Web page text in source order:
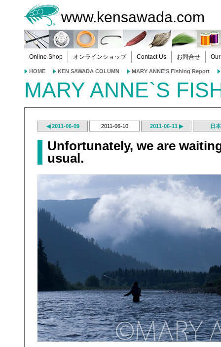
www.kensawada.com
Online Shop オンラインショップ Contact Us お問合せ
HOME KEN SAWADA COLUMN MARY ANNE'S Fishing Report
MARY ANNE`S
◀ 2011-06-09 2011-06-10 2011-06-11 ▶ 日
Unfortunately, we are
usual.